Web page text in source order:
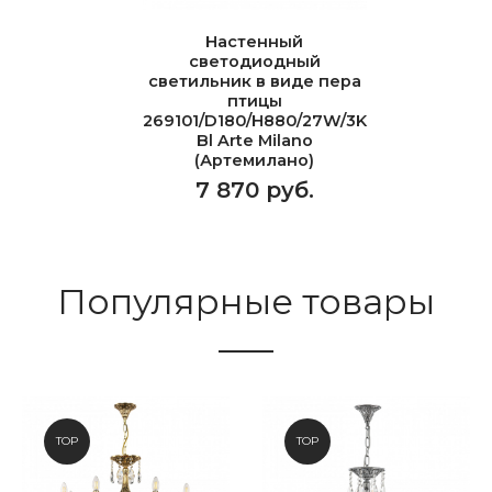
Настенный
светодиодный
светильник в виде пера
птицы
269101/D180/H880/27W/3K
Bl Arte Milano
(Артемилано)
7 870 руб.
Популярные товары
TOP TOP